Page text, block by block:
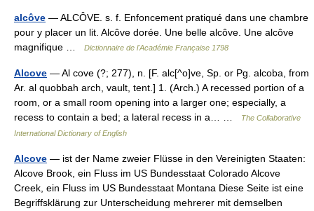
alcôve — ALCÔVE. s. f. Enfoncement pratiqué dans une chambre
pour y placer un lit. Alcôve dorée. Une belle alcôve. Une alcôve
magnifique …
Dictionnaire de l'Académie Française 1798
Alcove — Al cove (?; 277), n. [F. alc[^o]ve, Sp. or Pg. alcoba, from
Ar. al quobbah arch, vault, tent.] 1. (Arch.) A recessed portion of a
room, or a small room opening into a larger one; especially, a
recess to contain a bed; a lateral recess in a… …
The Collaborative
International Dictionary of English
Alcove — ist der Name zweier Flüsse in den Vereinigten Staaten:
Alcove Brook, ein Fluss im US Bundesstaat Colorado Alcove
Creek, ein Fluss im US Bundesstaat Montana Diese Seite ist eine
Begriffsklärung zur Unterscheidung mehrerer mit demselben